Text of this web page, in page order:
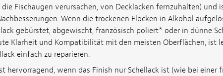
Fischaugen verursachen, von Decklacken fernzuhalten) und
Wenn die trockenen Flocken in Alkohol
gebürstet, abgewischt, französisch poliert* oder in dünne
Klarheit und Kompatibilität mit den meisten Oberflächen, ist
einfach zu reparieren.
hervorragend, wenn das Finish nur Schellack ist (wie bei einer